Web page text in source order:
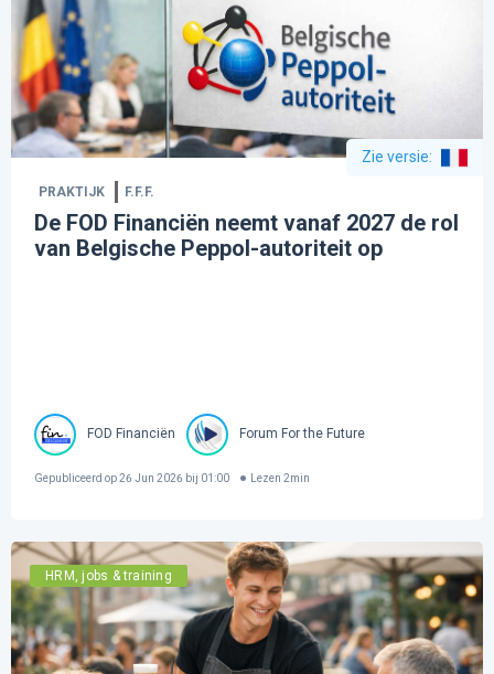
Zie versie:
PRAKTIJK F.F.F.
De FOD Financiën neemt vanaf 2027 de rol
van Belgische Peppol-autoriteit op
FOD Financiën Forum For the Future
Gepubliceerd op26 Jun 2026 bij 01:00 Lezen 2min
HRM, jobs & training